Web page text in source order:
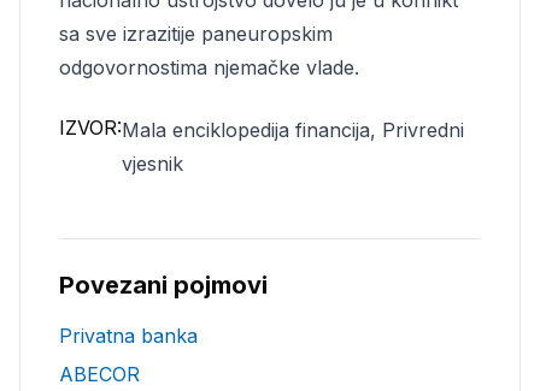
sa sve izrazitije paneuropskim
odgovornostima njemačke vlade.
IZVOR:Mala enciklopedija financija, Privredni
vjesnik
Povezani pojmovi
Privatna banka
ABECOR